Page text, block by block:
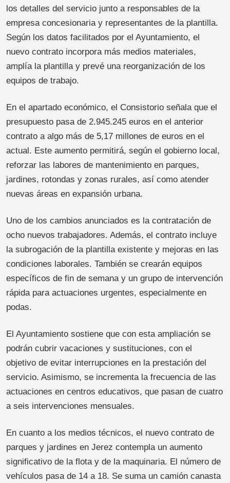
los detalles del servicio junto a responsables de la
empresa concesionaria y representantes de la plantilla.
Según los datos facilitados por el Ayuntamiento, el
nuevo contrato incorpora más medios materiales,
amplía la plantilla y prevé una reorganización de los
equipos de trabajo.
En el apartado económico, el Consistorio señala que el
presupuesto pasa de 2.945.245 euros en el anterior
contrato a algo más de 5,17 millones de euros en el
actual. Este aumento permitirá, según el gobierno local,
reforzar las labores de mantenimiento en parques,
jardines, rotondas y zonas rurales, así como atender
nuevas áreas en expansión urbana.
Uno de los cambios anunciados es la contratación de
ocho nuevos trabajadores. Además, el contrato incluye
la subrogación de la plantilla existente y mejoras en las
condiciones laborales. También se crearán equipos
específicos de fin de semana y un grupo de intervención
rápida para actuaciones urgentes, especialmente en
podas.
El Ayuntamiento sostiene que con esta ampliación se
podrán cubrir vacaciones y sustituciones, con el
objetivo de evitar interrupciones en la prestación del
servicio. Asimismo, se incrementa la frecuencia de las
actuaciones en centros educativos, que pasan de cuatro
a seis intervenciones mensuales.
En cuanto a los medios técnicos, el nuevo contrato de
parques y jardines en Jerez contempla un aumento
significativo de la flota y de la maquinaria. El número de
vehículos pasa de 14 a 18. Se suma un camión canasta